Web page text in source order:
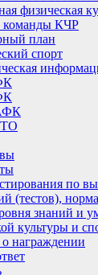
физическая
команды КЧР
план
спорт
по
(тестов),
знаний и
культуры и
награждении